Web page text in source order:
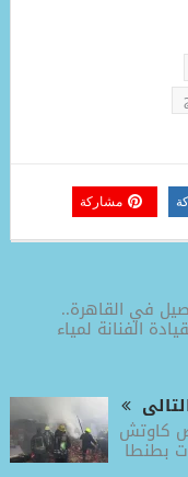
مشاركة
في القاهرة..
الفنانة لمياء
كاوتش
بطنطا